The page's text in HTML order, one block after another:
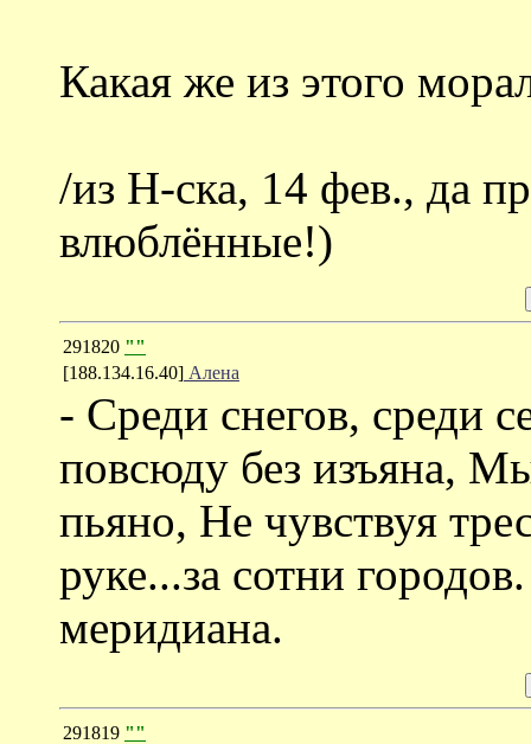
Какая же из этого
/из Н-ска, 14 фев., да
влюблённые!)
291820 ""
[188.134.16.40] Алена
- Среди снегов, среди
повсюду без изъяна,
пьяно, Не чувствуя
руке...за сотни
меридиана.
291819 ""